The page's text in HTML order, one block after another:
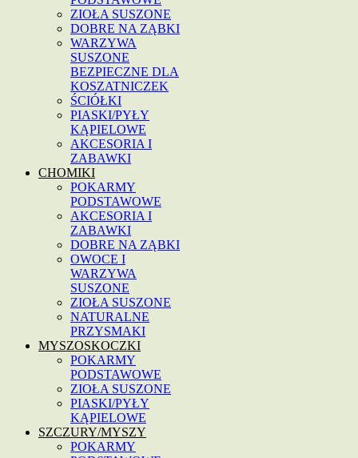
ZIOŁA SUSZONE
DOBRE NA ZĄBKI
WARZYWA
SUSZONE
BEZPIECZNE DLA
KOSZATNICZEK
ŚCIÓŁKI
PIASKI/PYŁY
KĄPIELOWE
AKCESORIA I
ZABAWKI
CHOMIKI
POKARMY
PODSTAWOWE
AKCESORIA I
ZABAWKI
DOBRE NA ZĄBKI
OWOCE I
WARZYWA
SUSZONE
ZIOŁA SUSZONE
NATURALNE
PRZYSMAKI
MYSZOSKOCZKI
POKARMY
PODSTAWOWE
ZIOŁA SUSZONE
PIASKI/PYŁY
KĄPIELOWE
SZCZURY/MYSZY
POKARMY